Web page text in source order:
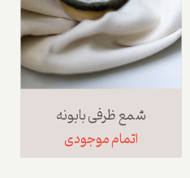
شمع ظرفی بابونه
اتمام موجودی